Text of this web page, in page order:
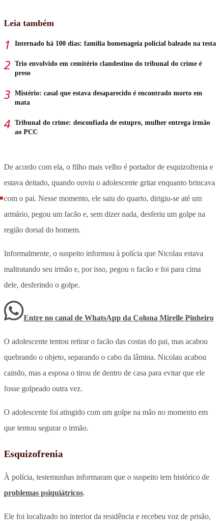
Leia também
Internado há 100 dias: família homenageia policial baleado na testa
Trio envolvido em cemitério clandestino do tribunal do crime é
preso
Mistério: casal que estava desaparecido é encontrado morto em
mata
Tribunal do crime: desconfiada de estupro, mulher entrega irmão
ao PCC
De acordo com ela, o filho mais velho é portador de esquizofrenia e
estava deitado, quando ouviu o adolescente gritar enquanto brincava
com o pai. Nesse momento, ele saiu do quarto, dirigiu-se até um
armário, pegou um facão e, sem dizer nada, desferiu um golpe na
região dorsal do homem.
Informalmente, o suspeito informou à polícia que Nicolau estava
maltratando seu irmão e, por isso, pegou o facão e foi para cima
dele, desferindo o golpe.
Entre no canal de WhatsApp da Coluna Mirelle Pinheiro
O adolescente tentou retirar o facão das costas do pai, mas acabou
quebrando o objeto, separando o cabo da lâmina. Nicolau acabou
caindo, mas a esposa o tirou de dentro de casa para evitar que ele
fosse golpeado outra vez.
O adolescente foi atingido com um golpe na mão no momento em
que tentou segurar o irmão.
Esquizofrenia
À polícia, testemunhas informaram que o suspeito tem histórico de
problemas psiquiátricos.
Ele foi localizado no interior da residência e recebeu voz de prisão,